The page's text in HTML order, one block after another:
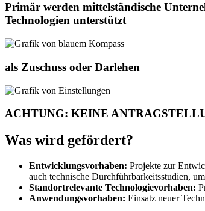
Primär werden mittelständische
Technologien unterstützt
als Zuschuss oder Darlehen
ACHTUNG: KEINE
Was wird gefördert?
Entwicklungsvorhaben: Projekte zur
auch technische Durchführbarkeitsstudien,
Standortrelevante Technologievorhaben:
Anwendungsvorhaben: Einsatz neuer